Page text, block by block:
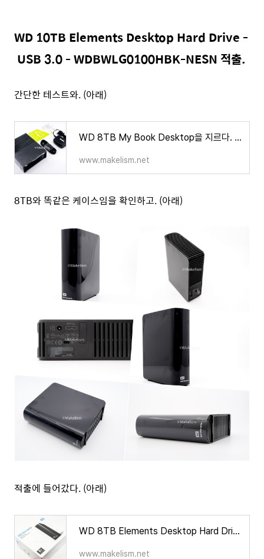
WD 10TB Elements Desktop Hard Drive -
USB 3.0 - WDBWLG0100HBK-NESN 적출.
간단한 테스트와. (아래)
WD 8TB My Book Desktop을 지르다. - 시놀로지 하드디스크 교체 방법.
www.makelism.net
8TB와 똑같은 케이스임을 확인하고. (아래)
적출에 들어갔다. (아래)
WD 8TB Elements Desktop Hard Drive 적출.
www.makelism.net